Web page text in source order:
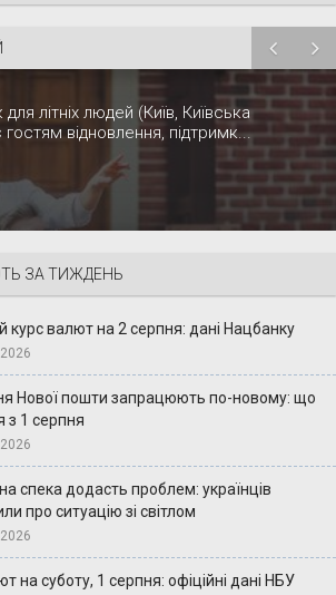
літніх людей (Київ, Київська
відновлення, підтримк...
ЗА ТИЖДЕНЬ
курс валют на 2 серпня: дані Нацбанку
Нової пошти запрацюють по-новому: що
з 1 серпня
спека додасть проблем: українців
про ситуацію зі світлом
на суботу, 1 серпня: офіційні дані НБУ